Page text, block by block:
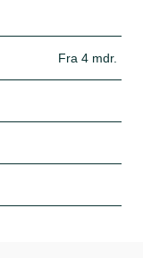
Fra 4 mdr.